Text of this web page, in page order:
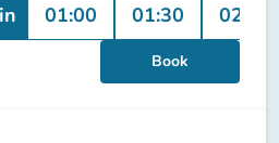
01:00 01:30 02:00
Book